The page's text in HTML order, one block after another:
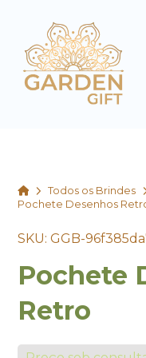
HomeTodos os Brindes
Pochete Desenhos
SKU: GGB-
Pochete
Retro
online